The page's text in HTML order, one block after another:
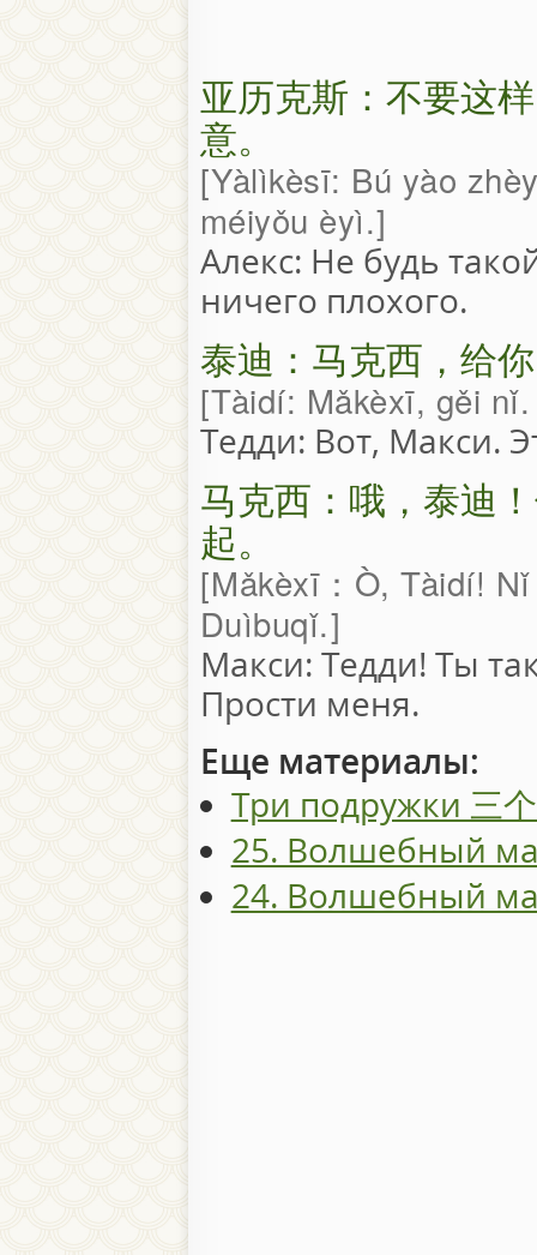
亚历克斯：不要这
意。
Yàlìkèsī: Bú yào
méiyǒu èyì.
Алекс: Не будь
ничего плохого.
泰迪：马克西，给
Tàidí: Mǎkèxī, gěi
Тедди: Вот, Макси.
马克西：哦，泰迪
起。
Mǎkèxī：Ò, Tàidí!
Duìbuqǐ.
Макси: Тедди! Ты
Прости меня.
Еще материалы:
Три подружки 三
25. Волшебный
24. Волшебный